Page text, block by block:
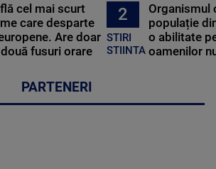
cel mai scurt
care desparte
Are doar
fusuri orare
2
STIRI
STIINTA
Organismul
populație
o abilitate
oamenilor
PARTENERI